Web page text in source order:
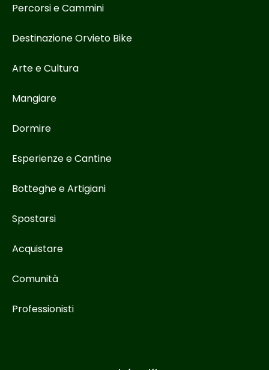
Percorsi e Cammini
Destinazione Orvieto Bike
Arte e Cultura
Mangiare
Dormire
Esperienze e Cantine
Botteghe e Artigiani
Spostarsi
Acquistare
Comunità
Professionisti